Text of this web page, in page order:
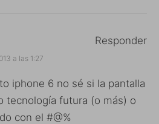
a las 1:27
iphone 6 no sé si la pantalla
tecnología futura (o más) o
con el #@%
Responder